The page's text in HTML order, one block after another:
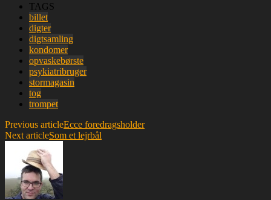
TAGS
billet
digter
digtsamling
kondomer
opvaskebørste
psykiatribruger
stormagasin
tog
trompet
Previous articleEcce foredragsholder
Next articleSom et lejrbål